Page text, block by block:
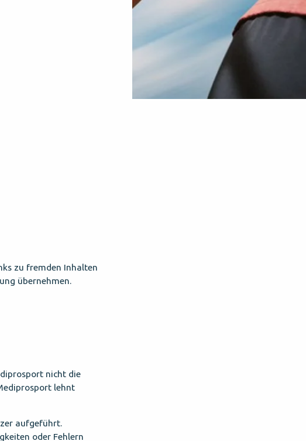
zu fremden Inhalten
übernehmen.
nicht die
lehnt
aufgeführt.
oder Fehlern